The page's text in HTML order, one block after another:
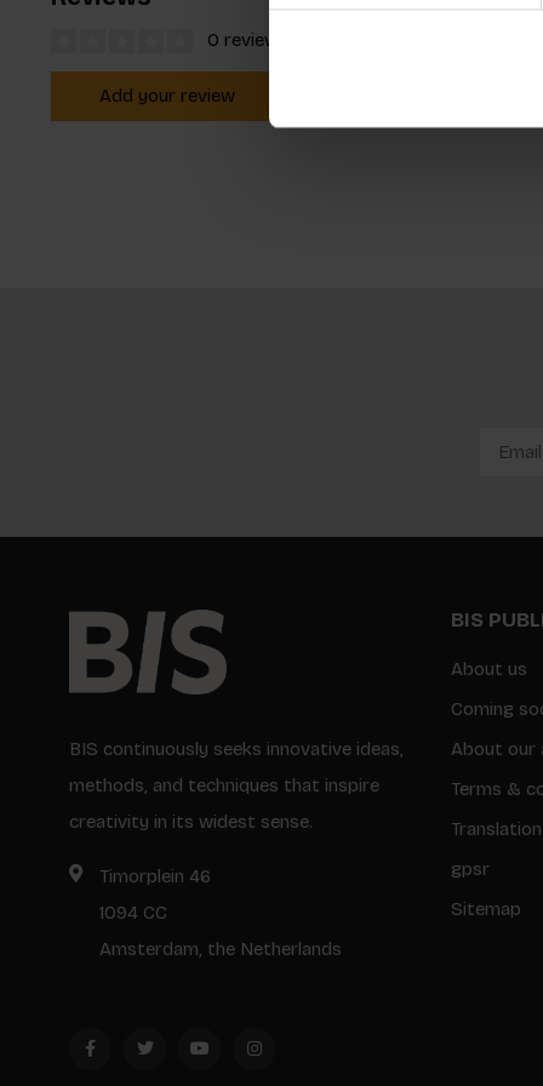
0 reviews
Add your review
BIS continuously seeks innovative ideas,
methods, and techniques that inspire
creativity in its widest sense.
Timorplein 46
1094 CC
Amsterdam, the Netherlands
BIS
About us
Coming
About our
Terms &
gpsr
Sitemap